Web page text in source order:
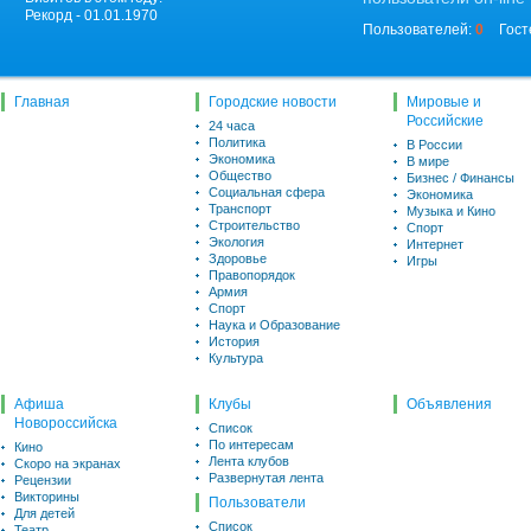
Рекорд - 01.01.1970
Пользователей: 0
Главная Городские новости
24 часа
Политика
Экономика
Общество
Социальная сфера
Транспорт
Строительство
Экология
Здоровье
Правопорядок
Армия
Спорт
Наука и Образование
История
Культура
Мировые и
Российские
В России
В мире
Бизнес / Финансы
Экономика
Музыка и Кино
Спорт
Интернет
Игры
Афиша
Новороссийска
Кино
Скоро на экранах
Рецензии
Викторины
Для детей
Клубы
Список
По интересам
Лента клубов
Развернутая лента
Пользователи
Список
Объявления